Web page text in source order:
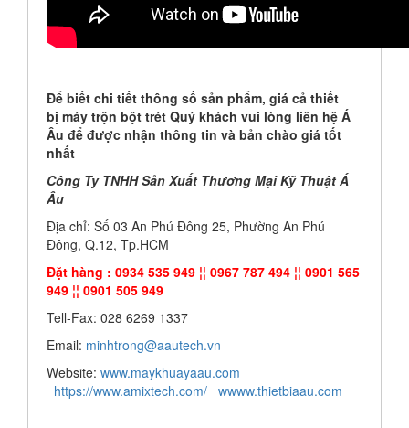
Để biết chi tiết thông số sản phẩm, giá cả thiết
bị máy trộn bột trét Quý khách vui lòng liên hệ Á
Âu để được nhận thông tin và bản chào giá tốt
nhất
Công Ty TNHH Sản Xuất Thương Mại Kỹ Thuật Á
Âu
Địa chỉ: Số 03 An Phú Đông 25, Phường An Phú
Đông, Q.12, Tp.HCM
Đặt hàng : 0934 535 949 ¦¦ 0967 787 494 ¦¦ 0901 565
949 ¦¦ 0901 505 949
Tell-Fax: 028 6269 1337
Email: minhtrong@aautech.vn
Website: www.maykhuayaau.com
https://www.amixtech.com/ wwww.thietbiaau.com